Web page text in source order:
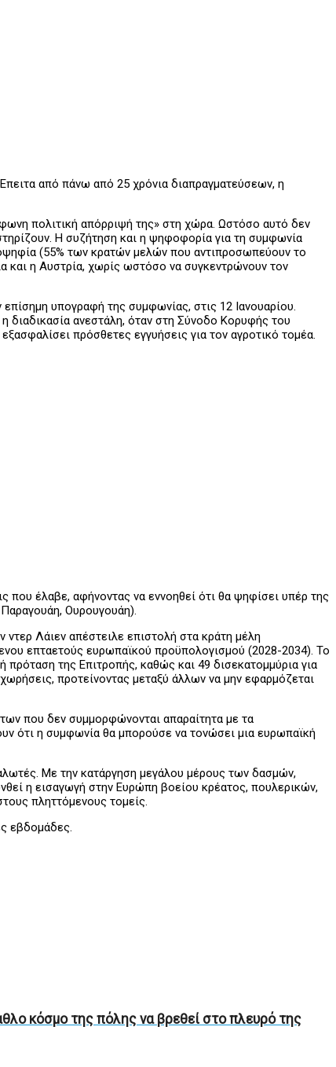
από πάνω από 25 χρόνια διαπραγματεύσεων, η
πολιτική απόρριψή της» στη χώρα. Ωστόσο αυτό δεν
Η συζήτηση και η ψηφοφορία για τη συμφωνία
(55% των κρατών μελών που αντιπροσωπεύουν το
και η Αυστρία, χωρίς ωστόσο να συγκεντρώνουν τον
υπογραφή της συμφωνίας, στις 12 Ιανουαρίου.
διαδικασία ανεστάλη, όταν στη Σύνοδο Κορυφής του
πρόσθετες εγγυήσεις για τον αγροτικό τομέα.
έλαβε, αφήνοντας να εννοηθεί ότι θα ψηφίσει υπέρ της
Ουρουγουάη).
Λάιεν απέστειλε επιστολή στα κράτη μέλη
επταετούς ευρωπαϊκού προϋπολογισμού (2028-2034). Το
της Επιτροπής, καθώς και 49 δισεκατομμύρια για
προτείνοντας μεταξύ άλλων να μην εφαρμόζεται
που δεν συμμορφώνονται απαραίτητα με τα
ότι η συμφωνία θα μπορούσε να τονώσει μια ευρωπαϊκή
Με την κατάργηση μεγάλου μέρους των δασμών,
η εισαγωγή στην Ευρώπη βοείου κρέατος, πουλερικών,
πληττόμενους τομείς.
εβδομάδες.
κόσμο της πόλης να βρεθεί στο πλευρό της